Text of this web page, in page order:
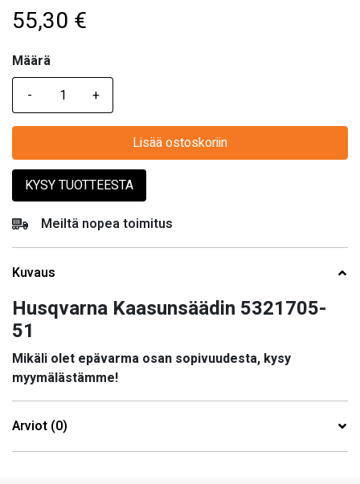
55,30 €
Määrä
Määrä
Lisää ostoskoriin
KYSY TUOTTEESTA
Meiltä nopea toimitus
Kuvaus
Husqvarna Kaasunsäädin 5321705-
51
Mikäli olet epävarma osan sopivuudesta, kysy
myymälästämme!
Arviot (0)